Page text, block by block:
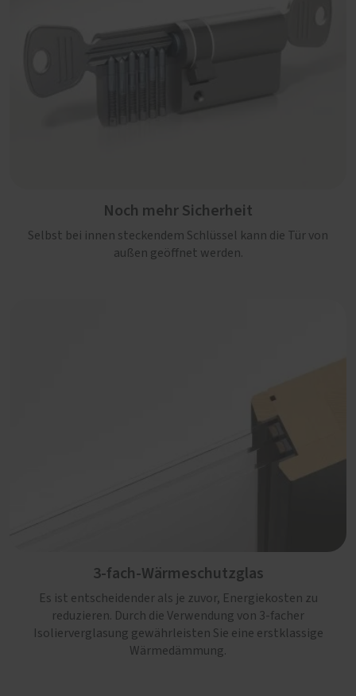
Noch mehr Sicherheit
Selbst bei innen steckendem Schlüssel kann die Tür von
außen geöffnet werden.
3-fach-Wärmeschutzglas
Es ist entscheidender als je zuvor, Energiekosten zu
reduzieren. Durch die Verwendung von 3-facher
Isolierverglasung gewährleisten Sie eine erstklassige
Wärmedämmung.